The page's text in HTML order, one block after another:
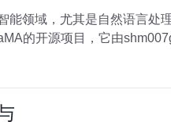
的开源项目，它由